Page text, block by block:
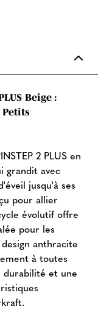
Beige :
2 PLUS en
grandit avec
jusqu'à ses
pour allier
évolutif offre
pour les
anthracite
à toutes
durabilité et une